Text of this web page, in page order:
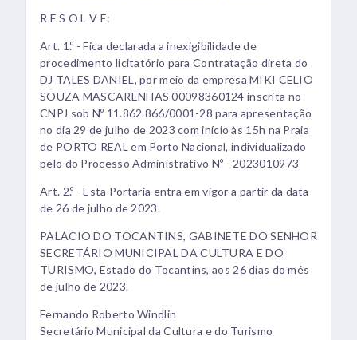
R E S O L V E:
Art. 1.º - Fica declarada a inexigibilidade de
procedimento licitatório para Contratação direta do
DJ TALES DANIEL, por meio da empresa MIKI CELIO
SOUZA MASCARENHAS 00098360124 inscrita no
CNPJ sob Nº 11.862.866/0001-28 para apresentação
no dia 29 de julho de 2023 com início às 15h na Praia
de PORTO REAL em Porto Nacional, individualizado
pelo do Processo Administrativo Nº - 2023010973
Art. 2.º - Esta Portaria entra em vigor a partir da data
de 26 de julho de 2023.
PALÁCIO DO TOCANTINS, GABINETE DO SENHOR
SECRETÁRIO MUNICIPAL DA CULTURA E DO
TURISMO, Estado do Tocantins, aos 26 dias do mês
de julho de 2023.
Fernando Roberto Windlin
Secretário Municipal da Cultura e do Turismo